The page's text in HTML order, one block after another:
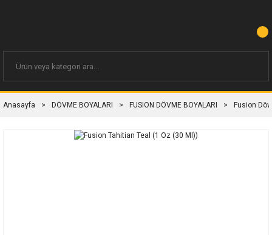
Anasayfa DÖVME BOYALARI FUSION DÖVME BOYALARI Fusion